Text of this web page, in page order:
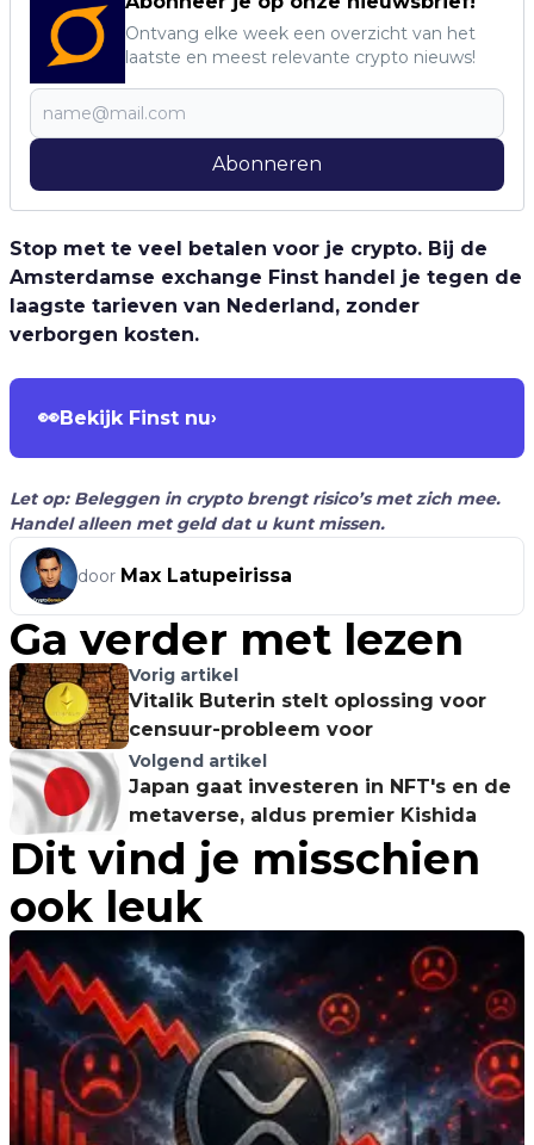
Ontvang elke week een overzicht van het
laatste en meest relevante crypto nieuws!
Abonneren
Stop met te veel betalen voor je crypto. Bij de
Amsterdamse exchange Finst handel je tegen de
laagste tarieven van Nederland, zonder
verborgen kosten.
👀Bekijk Finst nu›
Let op: Beleggen in crypto brengt risico’s met zich mee.
Handel alleen met geld dat u kunt missen.
door Max Latupeirissa
Ga verder met lezen
Vorig artikel
Vitalik Buterin stelt oplossing voor
censuur-probleem voor
Volgend artikel
Japan gaat investeren in NFT's en de
metaverse, aldus premier Kishida
Dit vind je misschien
ook leuk